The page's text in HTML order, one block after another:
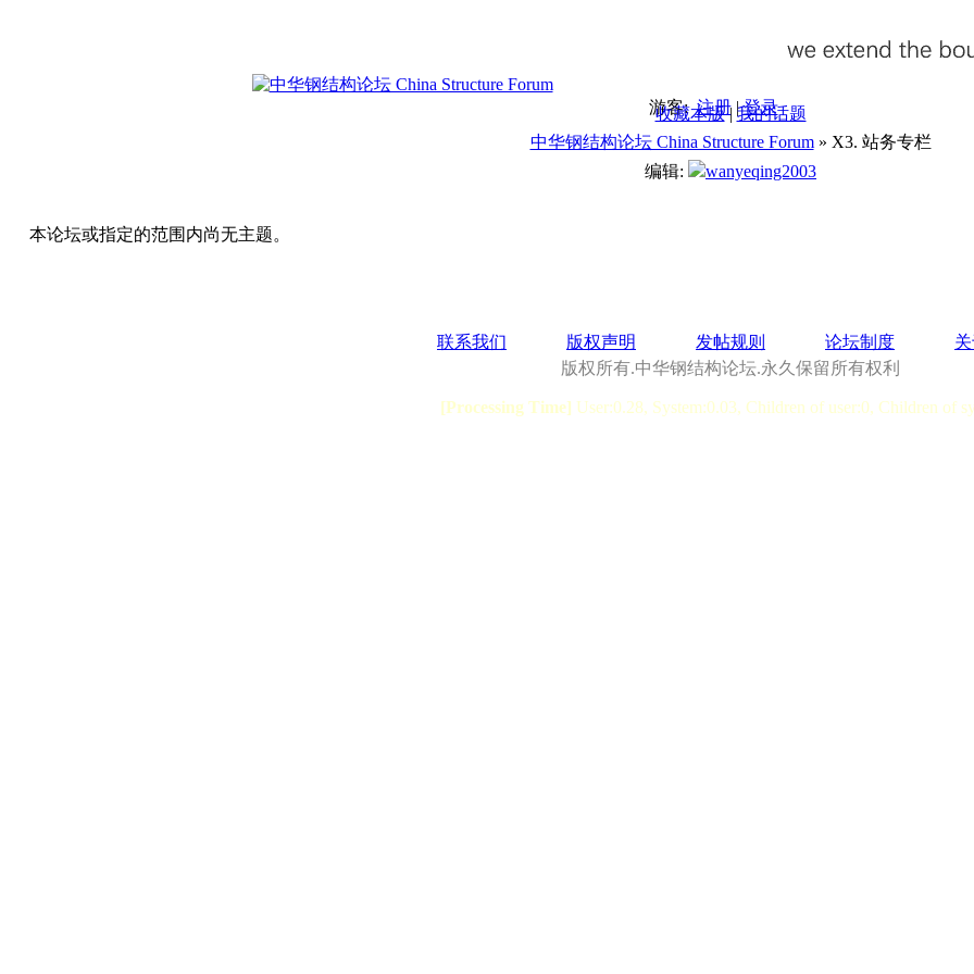
游客:注册|登录
收藏本版| 我的话题
中华钢结构论坛 China Structure Forum» X3. 站务专栏
编辑:
wanyeqing2003
本论坛或指定的范围内尚无主题。
联系我们 版权声明 发帖规则 论坛制度
版权所有.中华钢结构论坛.永久保留所有权利
[Processing Time] User:0.28, System:0.03, Children of user:0, Children of